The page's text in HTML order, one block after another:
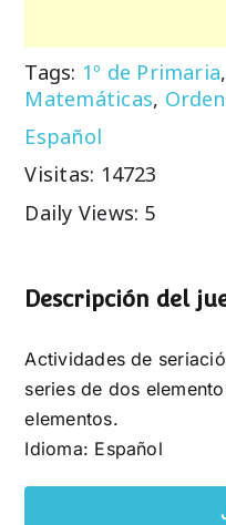
Tags: 1º de Primaria,
Matemáticas,
Español
Visitas: 14723
Daily Views: 5
Descripción del
Actividades de
series de dos
elementos.
Idioma: Español